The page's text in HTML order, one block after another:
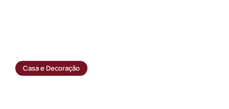
Casa e Decoração